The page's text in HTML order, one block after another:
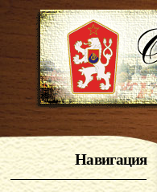
Навигация